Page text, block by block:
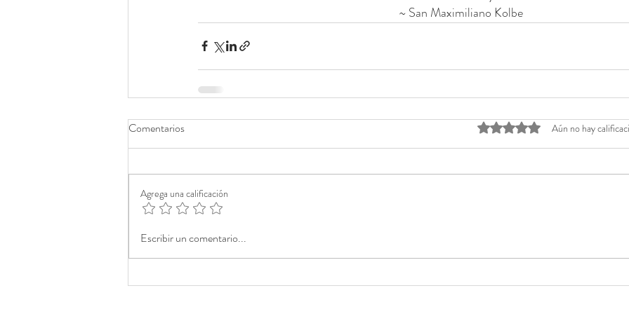
  ~ San Maximiliano Kolbe
Comentarios Obtuvo 0 de 5 estrellas.
Aún no hay
Agrega una calificación
Escribir un comentario...